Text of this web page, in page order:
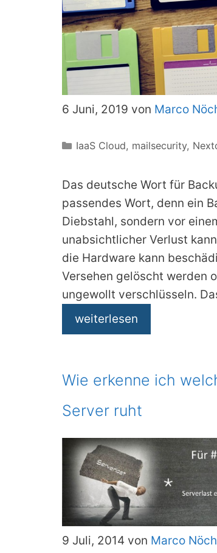
6 Juni, 2019 von Marco
Kategorien
IaaS Cloud, mailsecurity,
Das deutsche Wort für
passendes Wort, denn ein
Diebstahl, sondern vor
unabsichtlicher Verlust
die Hardware kann
Versehen gelöscht werden
ungewollt verschlüsseln.
weiterlesen
Wie erkenne ich
Server ruht
9 Juli, 2014 von Marco